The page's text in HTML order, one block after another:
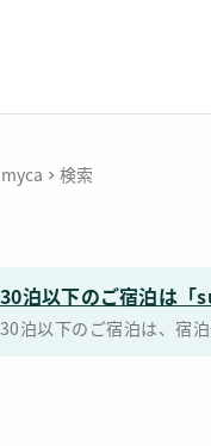
検索
30泊以下のご宿泊は「
30泊以下のご宿泊は、宿